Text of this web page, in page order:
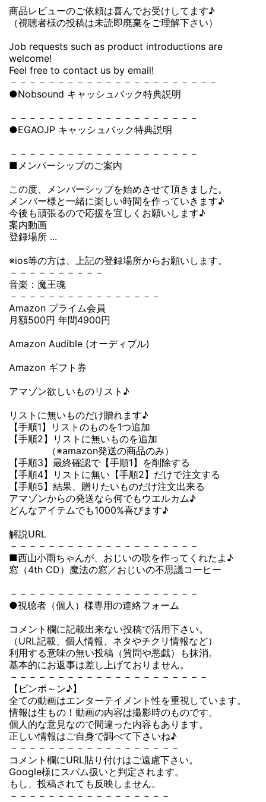
商品レビューのご依頼は喜んでお受けしてます♪
（視聴者様の投稿は未読即廃棄をご理解下さい）
Job requests such as product introductions are
welcome!
Feel free to contact us by email!
－－－－－－－－－－－－－－－－－－－－－－
●Nobsound キャッシュバック特典説明
－－－－－－－－－－－－－－－－－－－－
●EGAOJP キャッシュバック特典説明
－－－－－－－－－－－－－－－－－－－－
■メンバーシップのご案内
この度、メンバーシップを始めさせて頂きました。
メンバー様と一緒に楽しい時間を作っていきます♪
今後も頑張るので応援を宜しくお願いします♪
案内動画
登録場所 ...
※ios等の方は、上記の登録場所からお願いします。
－－－－－－－－－－
音楽：魔王魂
－－－－－－－－－－－－－－－－
Amazon プライム会員
月額500円 年間4900円
Amazon Audible (オーディブル)
Amazon ギフト券
アマゾン欲しいものリスト♪
リストに無いものだけ贈れます♪
【手順1】リストのものを1つ追加
【手順2】リストに無いものを追加
（※amazon発送の商品のみ）
【手順3】最終確認で【手順1】を削除する
【手順4】リストに無い【手順2】だけで注文する
【手順5】結果、贈りたいものだけ注文出来る
アマゾンからの発送なら何でもウエルカム♪
どんなアイテムでも1000%喜びます♪
解説URL
－－－－－－－－－－－－－－－－－－－－
■西山小雨ちゃんが、おじいの歌を作ってくれたよ♪
窓（4th CD）魔法の窓／おじいの不思議コーヒー
－－－－－－－－－－－－－－－－－－－－
●視聴者（個人）様専用の連絡フォーム
コメント欄に記載出来ない投稿で活用下さい。
（URL記載、個人情報、ネタやチクリ情報など）
利用する意味の無い投稿（質問や悪戯）も抹消。
基本的にお返事は差し上げておりません。
－－－－－－－－－－－－－－－－－－－－－
【ピンポ～ン♪】
全ての動画はエンターテイメント性を重視しています。
情報は生もの！動画の内容は撮影時のものです。
個人的な意見なので間違った内容もあります。
正しい情報はご自身で調べて下さいね♪
－－－－－－－－－－－－－－－－－－
コメント欄にURL貼り付けはご遠慮下さい。
Google様にスパム扱いと判定されます。
もし、投稿されても反映しません。
－－－－－－－－－－－－－－－－－